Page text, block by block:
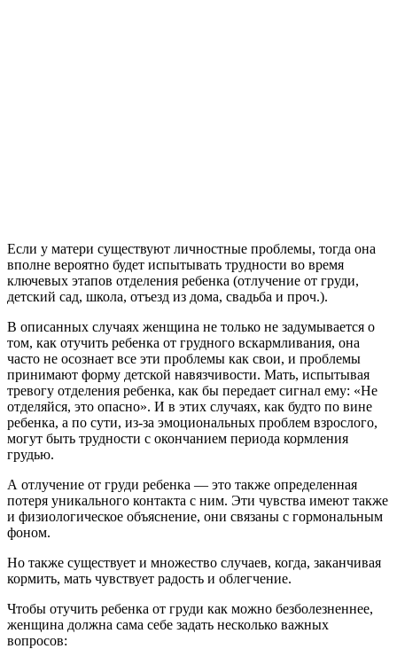
Если у матери существуют личностные проблемы, тогда она
вполне вероятно будет испытывать трудности во время
ключевых этапов отделения ребенка (отлучение от груди,
детский сад, школа, отъезд из дома, свадьба и проч.).
В описанных случаях женщина не только не задумывается о
том, как отучить ребенка от грудного вскармливания, она
часто не осознает все эти проблемы как свои, и проблемы
принимают форму детской навязчивости. Мать, испытывая
тревогу отделения ребенка, как бы передает сигнал ему: «Не
отделяйся, это опасно». И в этих случаях, как будто по вине
ребенка, а по сути, из-за эмоциональных проблем взрослого,
могут быть трудности с окончанием периода кормления
грудью.
А отлучение от груди ребенка — это также определенная
потеря уникального контакта с ним. Эти чувства имеют также
и физиологическое объяснение, они связаны с гормональным
фоном.
Но также существует и множество случаев, когда, заканчивая
кормить, мать чувствует радость и облегчение.
Чтобы отучить ребенка от груди как можно безболезненнее,
женщина должна сама себе задать несколько важных
вопросов: